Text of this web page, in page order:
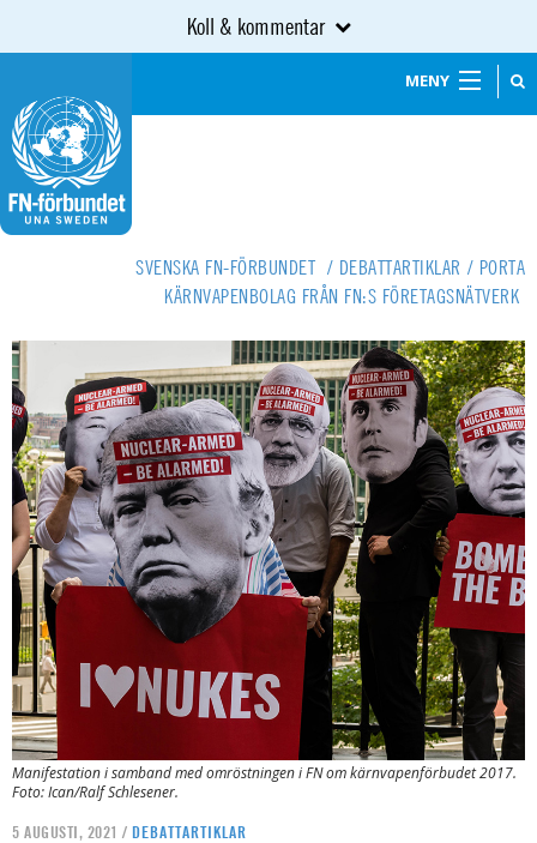
Koll & kommentar
MENY
SVENSKA FN-FÖRBUNDET / DEBATTARTIKLAR / PORTA
KÄRNVAPENBOLAG FRÅN FN:S FÖRETAGSNÄTVERK
Manifestation i samband med omröstningen i FN om kärnvapenförbudet 2017.
Foto: Ican/Ralf Schlesener.
5 AUGUSTI, 2021 / DEBATTARTIKLAR